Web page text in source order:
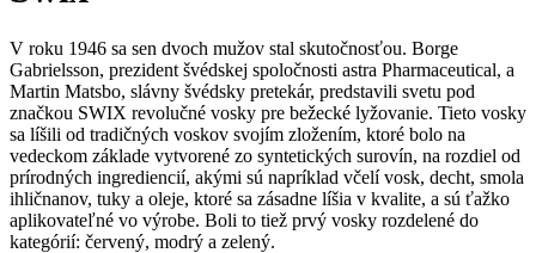
V roku 1946 sa sen dvoch mužov stal skutočnosťou. Borge
Gabrielsson, prezident švédskej spoločnosti astra Pharmaceutical, a
Martin Matsbo, slávny švédsky pretekár, predstavili svetu pod
značkou SWIX revolučné vosky pre bežecké lyžovanie. Tieto vosky
sa líšili od tradičných voskov svojím zložením, ktoré bolo na
vedeckom základe vytvorené zo syntetických surovín, na rozdiel od
prírodných ingrediencií, akými sú napríklad včelí vosk, decht, smola
ihličnanov, tuky a oleje, ktoré sa zásadne líšia v kvalite, a sú ťažko
aplikovateľné vo výrobe. Boli to tiež prvý vosky rozdelené do
kategórií: červený, modrý a zelený.